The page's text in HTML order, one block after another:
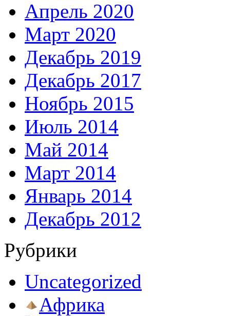
Апрель 2020
Март 2020
Декабрь 2019
Декабрь 2017
Ноябрь 2015
Июль 2014
Май 2014
Март 2014
Январь 2014
Декабрь 2012
Рубрики
Uncategorized
Африка